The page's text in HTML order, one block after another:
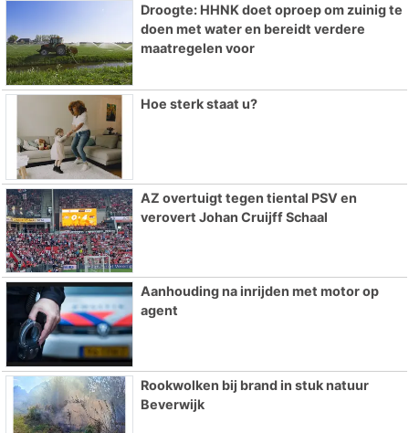
Droogte: HHNK doet oproep om zuinig te
doen met water en bereidt verdere
maatregelen voor
Hoe sterk staat u?
AZ overtuigt tegen tiental PSV en
verovert Johan Cruijff Schaal
Aanhouding na inrijden met motor op
agent
Rookwolken bij brand in stuk natuur
Beverwijk